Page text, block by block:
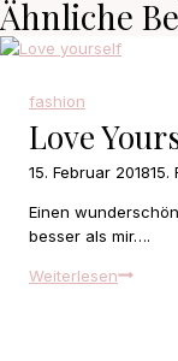
Ähnliche
fashion
Love
15. Februar 201815.
Einen
besser als mir….
WeiterlesenLove